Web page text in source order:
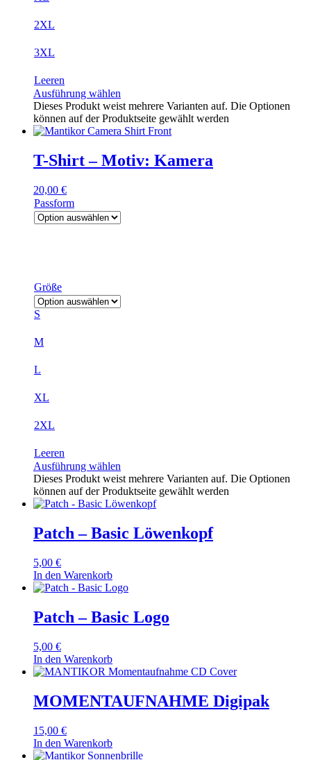
2XL
3XL
Leeren
Ausführung wählen
Dieses Produkt weist mehrere Varianten auf. Die Optionen
können auf der Produktseite gewählt werden
T-Shirt – Motiv: Kamera
20,00 €
Passform
Größe
S
M
L
XL
2XL
Leeren
Ausführung wählen
Dieses Produkt weist mehrere Varianten auf. Die Optionen
können auf der Produktseite gewählt werden
Patch – Basic Löwenkopf
5,00 €
In den Warenkorb
Patch – Basic Logo
5,00 €
In den Warenkorb
MOMENTAUFNAHME Digipak
15,00 €
In den Warenkorb